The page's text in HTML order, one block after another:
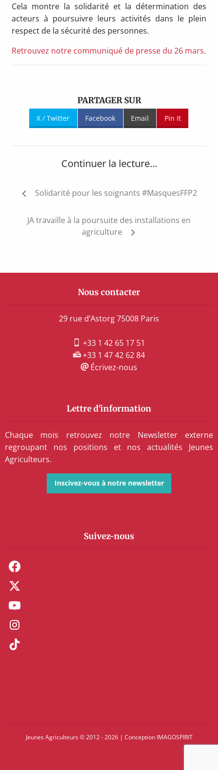
Cela montre la solidarité et la détermination des
acteurs à poursuivre leurs activités dans le plein
respect de la sécurité des personnes.
Retrouvez notre communiqué de presse du 26 mars.
PARTAGER SUR
X / Twitter Facebook Email Pin It
Continuer la lecture...
Navigation
de
l’article
Solidarité pour les soignants #MasquesFFP2
JA travaille à la poursuite des installations en
agriculture
Nous contacter
29 rue d’Astorg 75008 Paris
+33 1 42 65 17 51
+33 1 47 42 62 84
Écrivez-nous
Lettre d'information
Chaque mois retrouvez notre Newsletter externe
regroupant nos positions et nos actualités Jeunes
Agriculteurs.
Inscivez-vous à notre newsletter
Suivez-nous
Jeunes Agriculteurs © 2012 - 2026 | Conception IMAGOSPIRIT